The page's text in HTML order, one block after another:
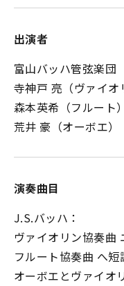
出演者
富山バッハ管弦楽団
寺神戸 亮（ヴァイオ
森本英希（フルート）
荒井 豪（オーボエ
演奏曲目
J.S.バッハ：
ヴァイオリン協奏曲
フルート協奏曲 へ
オーボエとヴァイオ